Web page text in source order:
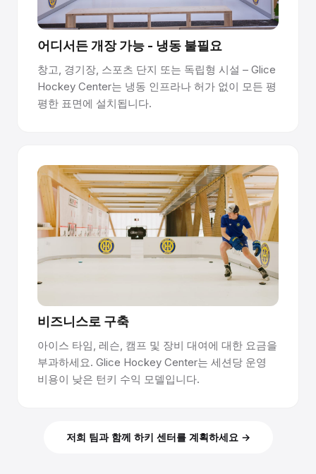
어디서든 개장 가능 - 냉동 불필요
창고, 경기장, 스포츠 단지 또는 독립형 시설 – Glice
Hockey Center는 냉동 인프라나 허가 없이 모든 평
평한 표면에 설치됩니다.
비즈니스로 구축
아이스 타임, 레슨, 캠프 및 장비 대여에 대한 요금을
부과하세요. Glice Hockey Center는 세션당 운영
비용이 낮은 턴키 수익 모델입니다.
저희 팀과 함께 하키 센터를 계획하세요 →